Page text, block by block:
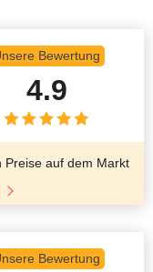
Bewertung
4.9
Preise auf dem Markt
Bewertung